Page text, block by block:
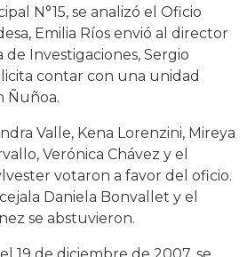
N°15, se analizó el Oficio
Emilia Ríos envió al director
Investigaciones, Sergio
contar con una unidad
Ñuñoa.
Valle, Kena Lorenzini, Mireya
Verónica Chávez y el
votaron a favor del oficio.
Daniela Bonvallet y el
se abstuvieron.